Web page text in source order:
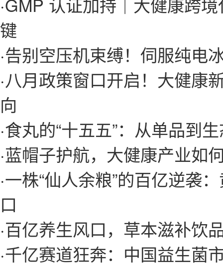
键
·告别空压机束缚！伺服纯电
·八月政策窗口开启！大健康
向
·食丸的“十五五”：从单品到
·蓝帽子护航，大健康产业如
·一株“仙人余粮”的百亿逆袭
口
·百亿养生风口，草本滋补饮
·千亿赛道狂奔：中国益生菌